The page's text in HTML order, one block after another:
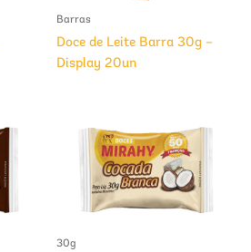
Barras
Doce de Leite Barra 30g –
Display 20un
30g